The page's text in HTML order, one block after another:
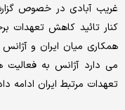
غریب آبادی در خصوص
کنار تائید کاهش تعهدات
همکاری میان ایران و
می دارد آژانس به
تعهدات مرتبط ایران ادامه